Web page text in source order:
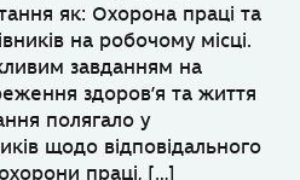
як: Охорона праці та
на робочому місці.
завданням на
здоров’я та життя
полягало у
щодо відповідального
праці, […]